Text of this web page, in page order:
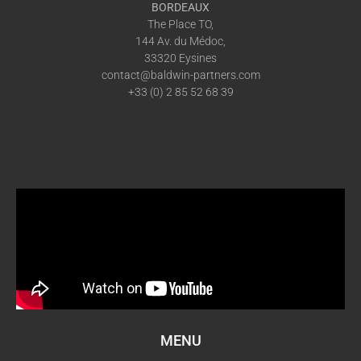
BORDEAUX
The Place TO,
144 Av. du Médoc,
33320 Eysines
contact@baldwin-partners.com
+33 (0) 2 85 52 68 39
MENU